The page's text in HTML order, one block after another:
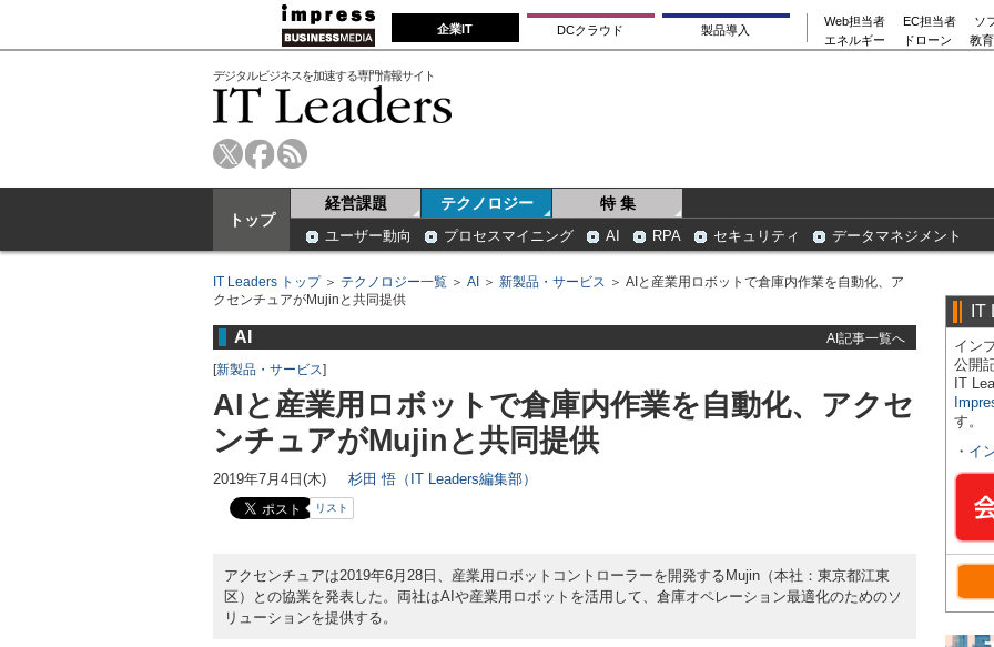
企業IT DCクラウド 製品導入
Web担当者 EC担当者
ソ
エネルギー
ドローン 教
デジタルビジネスを加速する専門情報サイト
トップ
経営課題 テクノロジー 特 集
ユーザー動向 プロセスマイニング AI RPA セキュリティ データマネジメント
IT Leaders トップ＞ テクノロジー一覧 ＞ AI ＞ 新製品・サービス ＞ AIと産業用ロボットで倉庫内作業を自動化、ア
クセンチュアがMujinと共同提供
AI
AI記事一覧へ
[新製品・サービス]
AIと産業用ロボットで倉庫内作業を自動化、アクセ
ンチュアがMujinと共同提供
2019年7月4日(木) 杉田 悟（IT Leaders編集部）
リスト
アクセンチュアは2019年6月28日、産業用ロボットコントローラーを開発するMujin（本社：東京都江東
区）との協業を発表した。両社はAIや産業用ロボットを活用して、倉庫オペレーション最適化のためのソ
リューションを提供する。
IT
イン
公開
IT
す。
・ イ